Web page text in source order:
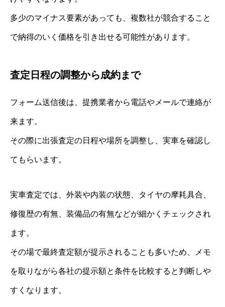
多少のマイナス要素があっても、複数社が競合すること
で納得のいく価格を引き出せる可能性があります。
査定日程の調整から成約まで
フォーム送信後は、提携業者から電話やメールで連絡が
来ます。
その際に出張査定の日程や場所を調整し、実車を確認し
てもらいます。
実車査定では、外装や内装の状態、タイヤの摩耗具合、
修復歴の有無、装備品の有無などが細かくチェックされ
ます。
その場で最終査定額が提示されることも多いため、メモ
を取りながら各社の提示額と条件を比較すると判断しや
すくなります。